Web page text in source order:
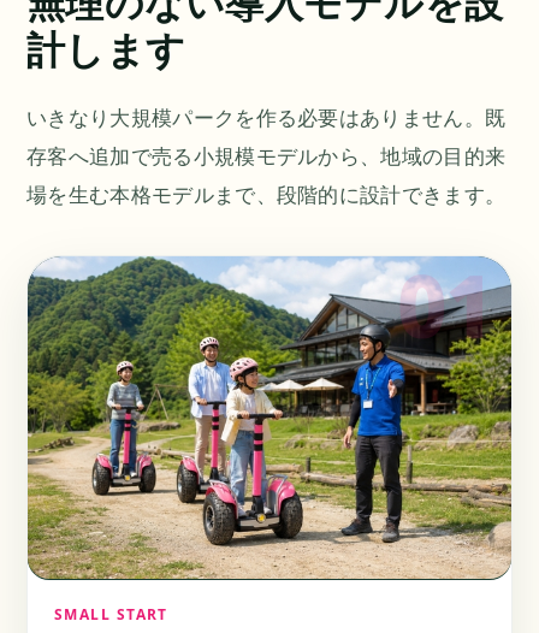
計します
いきなり大規模パークを作る必要はありません。既
存客へ追加で売る小規模モデルから、地域の目的来
場を生む本格モデルまで、段階的に設計できます。
SMALL START